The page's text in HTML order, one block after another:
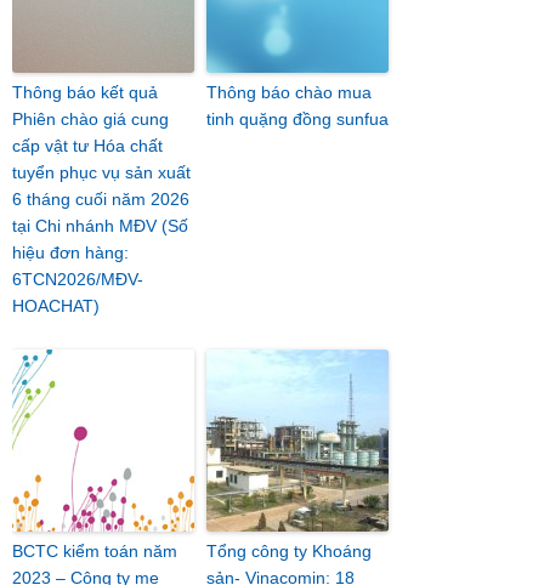
Thông báo kết quả
Phiên chào giá cung
cấp vật tư Hóa chất
tuyển phục vụ sản xuất
6 tháng cuối năm 2026
tại Chi nhánh MĐV (Số
hiệu đơn hàng:
6TCN2026/MĐV-
HOACHAT)
Thông báo chào mua
tinh quặng đồng sunfua
BCTC kiểm toán năm
2023 – Công ty mẹ
Tổng công ty Khoáng
sản- Vinacomin: 18